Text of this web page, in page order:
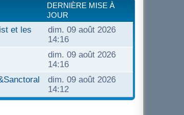
DERNIÈRE MISE À
JOUR
et les
dim. 09 août 2026
14:16
dim. 09 août 2026
14:16
dim. 09 août 2026
14:12